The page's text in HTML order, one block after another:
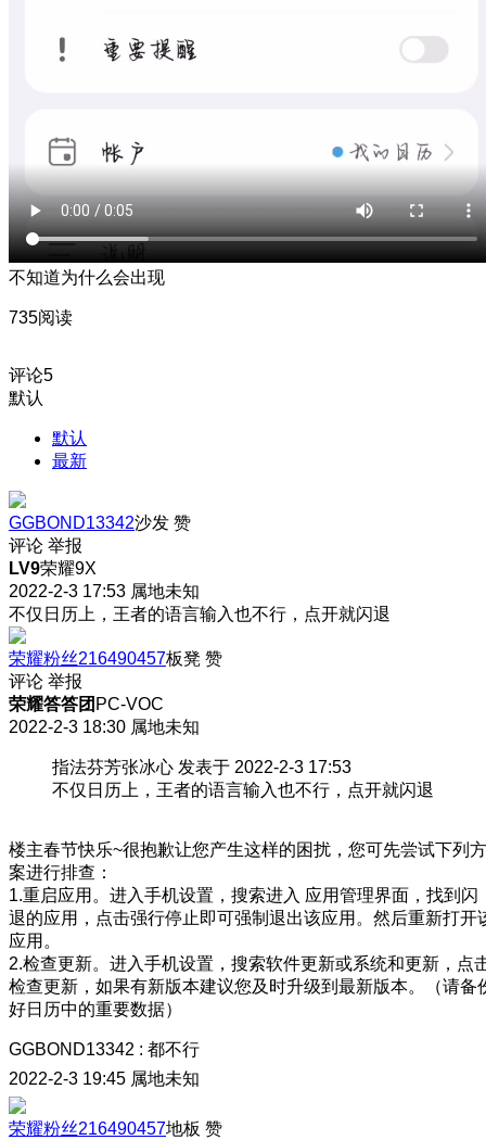
不知道为什么会出现
735阅读
评论5
默认
默认
最新
GGBOND13342沙发 赞
评论 举报
LV9荣耀9X
2022-2-3 17:53 属地未知
不仅日历上，王者的语言输入也不行，点开就闪退
荣耀粉丝216490457板凳 赞
评论 举报
荣耀答答团 PC-VOC
2022-2-3 18:30 属地未知
指法芬芳张冰心 发表于 2022-2-3 17:53
不仅日历上，王者的语言输入也不行，点开就闪退
楼主春节快乐~很抱歉让您产生这样的困扰，您可先尝试下列方
案进行排查：
1.重启应用。进入手机设置，搜索进入 应用管理界面，找到闪
退的应用，点击强行停止即可强制退出该应用。然后重新打开
应用。
2.检查更新。进入手机设置，搜索软件更新或系统和更新，点
检查更新，如果有新版本建议您及时升级到最新版本。（请备
好日历中的重要数据）
GGBOND13342 : 都不行
2022-2-3 19:45 属地未知
荣耀粉丝216490457地板 赞